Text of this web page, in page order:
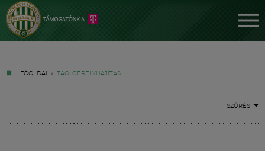
FŐOLDAL » TAG: GERELYHAJÍTÁS
SZŰRÉS